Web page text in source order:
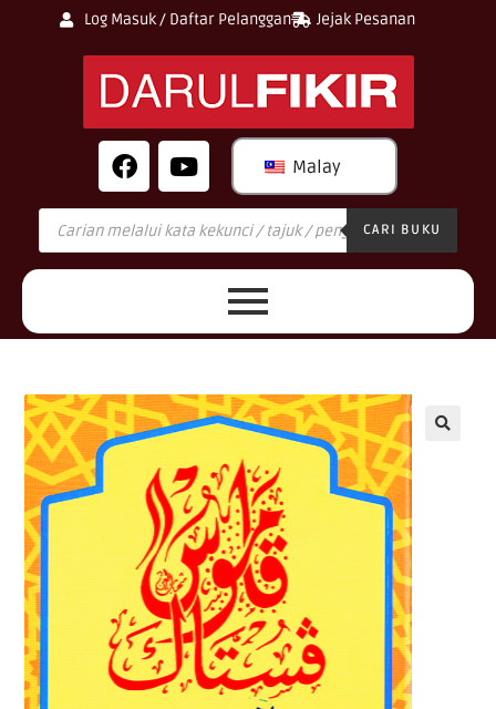
Log Masuk / Daftar Pelanggan Jejak Pesanan
Malay
CARI BUKU